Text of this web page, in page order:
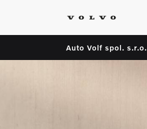
Auto Volf spol. s.r.o.